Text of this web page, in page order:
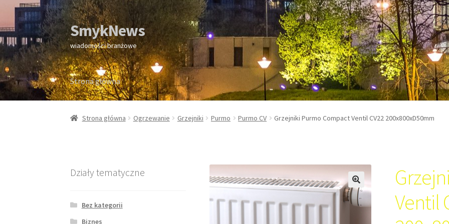
Przejdź
do
nawigacji
Przejdź
do
treści
SmykNews
wiadomości branżowe
Strona główna
Strona główna
Strona główna Ogrzewanie Grzejniki Purmo Purmo CV Grzejniki Purmo Compact Ventil CV22 200x800xD50mm
Ventil
Działy tematyczne
Bez kategorii
Biznes